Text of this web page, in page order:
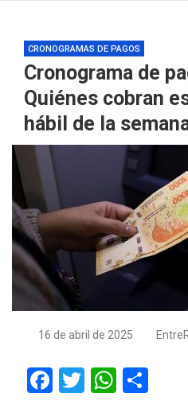
CRONOGRAMAS DE PAGOS
Cronograma de
Quiénes cobran
hábil de la
16 de abril de 2025
F
T
W